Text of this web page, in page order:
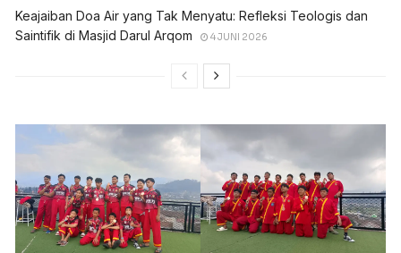
Keajaiban Doa Air yang Tak Menyatu: Refleksi Teologis dan
Saintifik di Masjid Darul Arqom
4 JUNI 2026